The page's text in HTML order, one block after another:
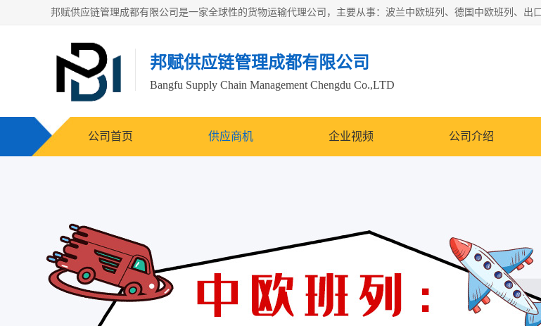
邦赋供应链管理成都有限公司
Bangfu Supply Chain Management Chengdu Co.,LTD
公司首页 供应商机 企业视频 公司介绍